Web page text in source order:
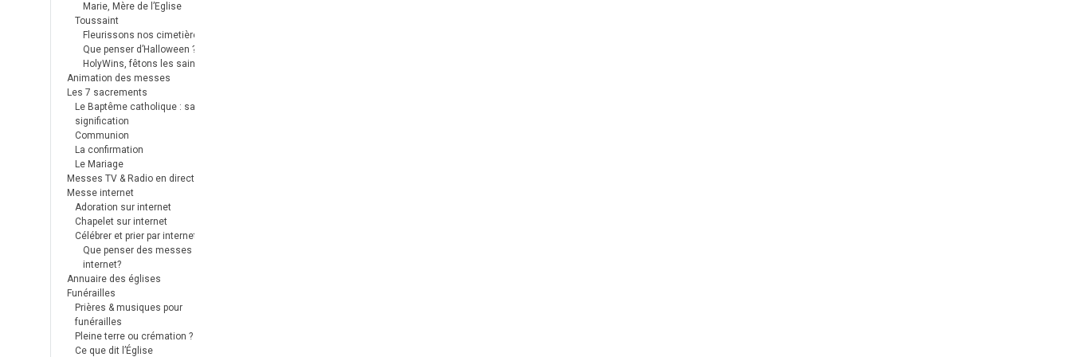
Marie, Mère de l’Eglise
Toussaint
Fleurissons nos cimetières
Que penser d’Halloween ?
HolyWins, fêtons les saints !
Animation des messes
Les 7 sacrements
Le Baptême catholique : sa
signification
Communion
La confirmation
Le Mariage
Messes TV & Radio en direct
Messe internet
Adoration sur internet
Chapelet sur internet
Célébrer et prier par internet
Que penser des messes
internet?
Annuaire des églises
Funérailles
Prières & musiques pour
funérailles
Pleine terre ou crémation ?
Ce que dit l’Église